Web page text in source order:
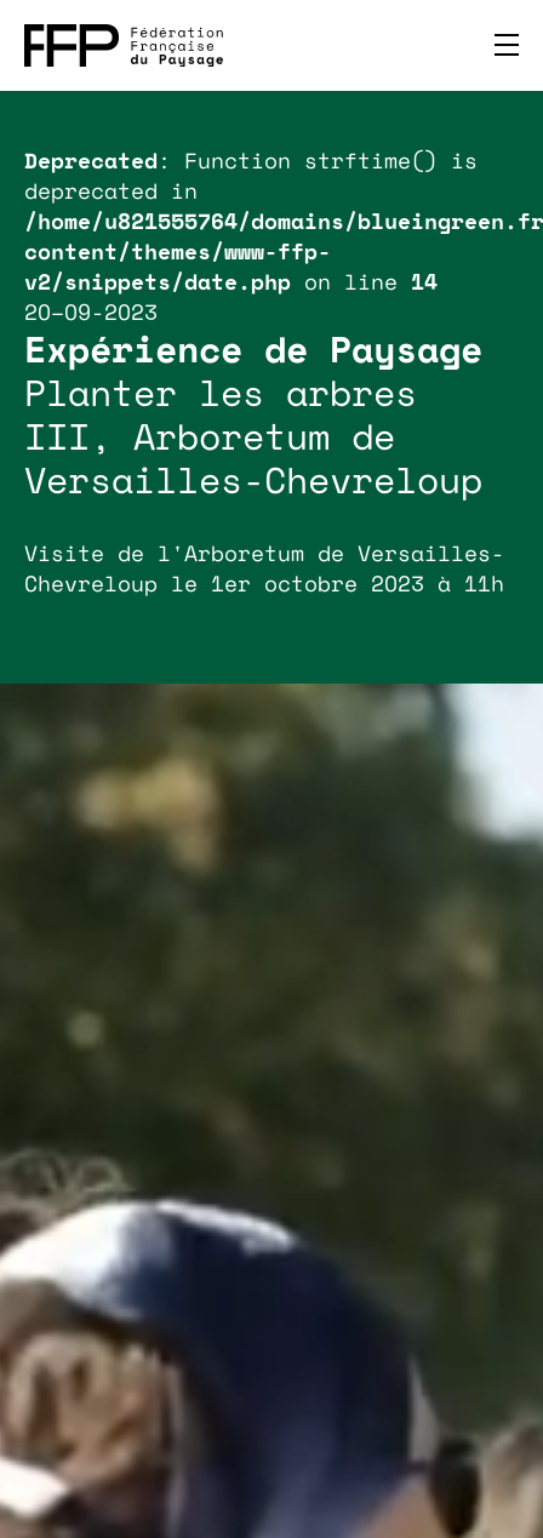
Deprecated: Function strftime() is
deprecated in
/home/u821555764/domains/
content/themes/www-ffp-
v2/snippets/date.php on line 14
20–09-2023
Expérience de Paysage
Planter les arbres
III, Arboretum de
Versailles-Chevreloup
Visite de l'Arboretum de Versailles-
Chevreloup le 1er octobre 2023 à 11h